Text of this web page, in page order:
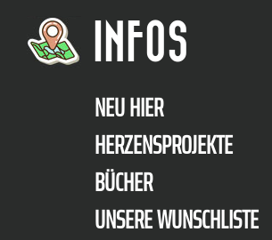
INFOS
NEU HIER
HERZENSPROJEKTE
BÜCHER
UNSERE WUNSCHLISTE